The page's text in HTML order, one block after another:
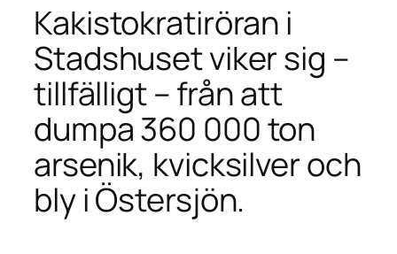
Kakistokratiröran i
Stadshuset viker sig –
tillfälligt – från att
dumpa 360 000 ton
arsenik, kvicksilver och
bly i Östersjön.